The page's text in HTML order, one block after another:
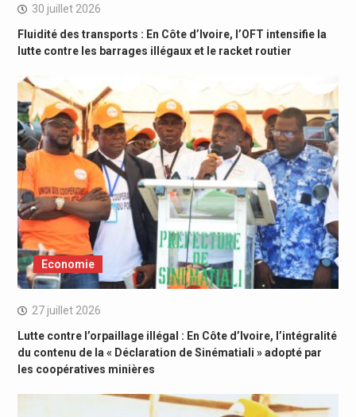
30 juillet 2026
Fluidité des transports : En Côte d’Ivoire, l’OFT intensifie la
lutte contre les barrages illégaux et le racket routier
Economie
27 juillet 2026
Lutte contre l’orpaillage illégal : En Côte d’Ivoire, l’intégralité
du contenu de la « Déclaration de Sinématiali » adopté par
les coopératives minières